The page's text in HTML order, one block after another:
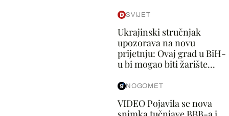
SVIJET
Ukrajinski stručnjak
upozorava na novu
prijetnju: Ovaj grad u BiH-
u bi mogao biti žarište...
NOGOMET
VIDEO Pojavila se nova